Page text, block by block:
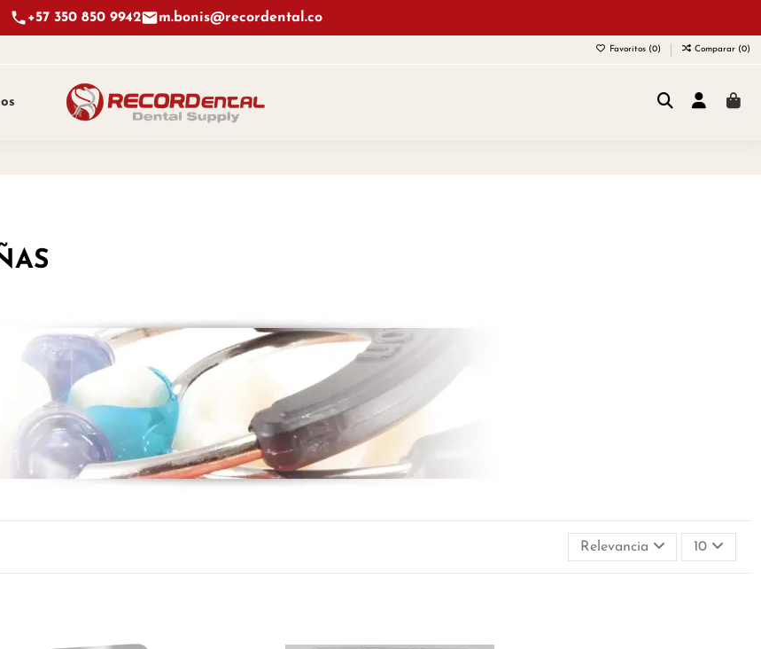
+57 350 850 9942 m.bonis@recordental.co
Favoritos (0) Comparar (0)
Relevancia 10